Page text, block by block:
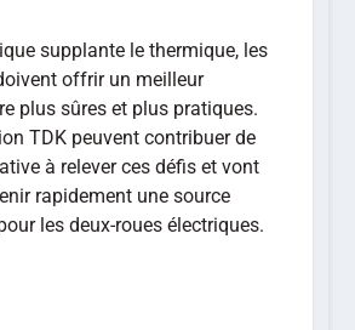
supplante le thermique, les
offrir un meilleur
plus sûres et plus pratiques.
TDK peuvent contribuer de
à relever ces défis et vont
rapidement une source
les deux-roues électriques.